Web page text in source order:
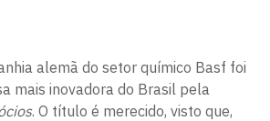
alemã do setor químico Basf foi
mais inovadora do Brasil pela
. O título é merecido, visto que,